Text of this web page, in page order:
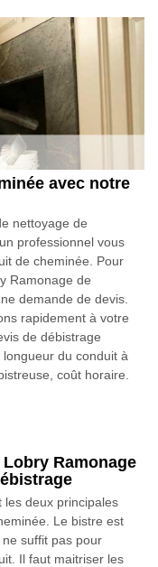
avec notre
nettoyage de
professionnel vous
de cheminée. Pour
Ramonage de
demande de devis.
rapidement à votre
de débistrage
du conduit à
coût horaire.
Ramonage
les deux principales
Le bistre est
suffit pas pour
Il faut maitriser les